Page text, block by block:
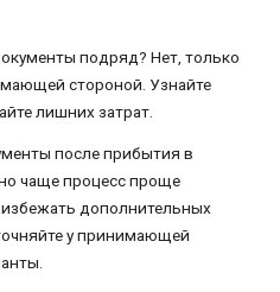
подряд? Нет, только
стороной. Узнайте
лишних затрат.
после прибытия в
чаще процесс проще
дополнительных
у принимающей